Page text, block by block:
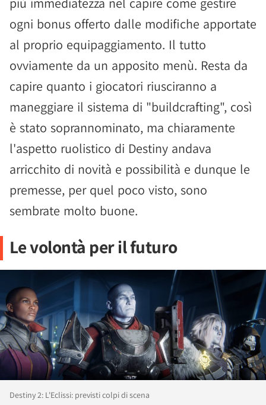
ogni bonus offerto dalle modifiche apportate
al proprio equipaggiamento. Il tutto
ovviamente da un apposito menù. Resta da
capire quanto i giocatori riusciranno a
maneggiare il sistema di "buildcrafting", così
è stato soprannominato, ma chiaramente
l'aspetto ruolistico di Destiny andava
arricchito di novità e possibilità e dunque le
premesse, per quel poco visto, sono
sembrate molto buone.
Le volontà per il futuro
Destiny 2: L'Eclissi: previsti colpi di scena